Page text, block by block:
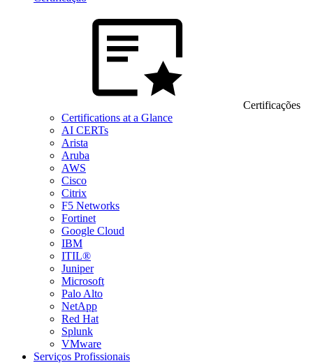
Certificações
Certifications at a Glance
AI CERTs
Arista
Aruba
AWS
Cisco
Citrix
F5 Networks
Fortinet
Google Cloud
IBM
ITIL®
Juniper
Microsoft
Palo Alto
NetApp
Red Hat
Splunk
VMware
Serviços Profissionais